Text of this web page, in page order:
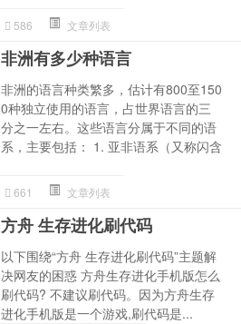
586 文章列表
非洲有多少种语言
非洲的语言种类繁多，估计有800至150
0种独立使用的语言，占世界语言的三
分之一左右。这些语言分属于不同的语
系，主要包括： 1. 亚非语系（又称闪含
661 文章列表
方舟 生存进化刷代码
以下围绕“方舟 生存进化刷代码”主题解
决网友的困惑 方舟生存进化手机版怎么
刷代码? 不建议刷代码。因为方舟生存
进化手机版是一个游戏,刷代码是...